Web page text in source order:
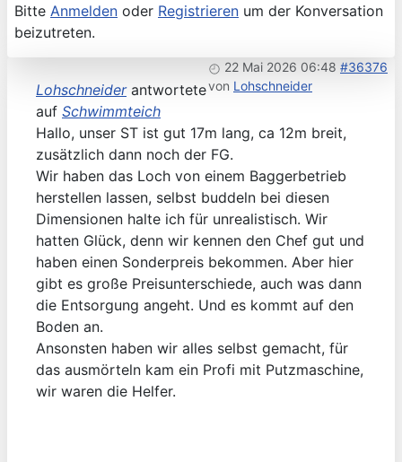
Bitte Anmelden oder Registrieren um der Konversation
beizutreten.
22 Mai 2026 06:48 #36376
von Lohschneider
Lohschneiderantwortete
auf Schwimmteich
Hallo, unser ST ist gut 17m lang, ca 12m breit,
zusätzlich dann noch der FG.
Wir haben das Loch von einem Baggerbetrieb
herstellen lassen, selbst buddeln bei diesen
Dimensionen halte ich für unrealistisch. Wir
hatten Glück, denn wir kennen den Chef gut und
haben einen Sonderpreis bekommen. Aber hier
gibt es große Preisunterschiede, auch was dann
die Entsorgung angeht. Und es kommt auf den
Boden an.
Ansonsten haben wir alles selbst gemacht, für
das ausmörteln kam ein Profi mit Putzmaschine,
wir waren die Helfer.